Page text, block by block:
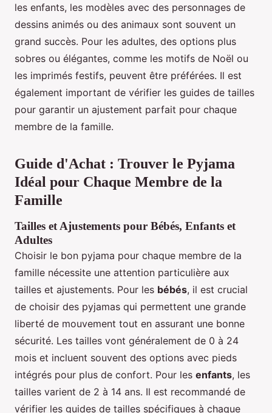
les enfants, les modèles avec des personnages de
dessins animés ou des animaux sont souvent un
grand succès. Pour les adultes, des options plus
sobres ou élégantes, comme les motifs de Noël ou
les imprimés festifs, peuvent être préférées. Il est
également important de vérifier les guides de tailles
pour garantir un ajustement parfait pour chaque
membre de la famille.
Guide d'Achat : Trouver le Pyjama
Idéal pour Chaque Membre de la
Famille
Tailles et Ajustements pour Bébés, Enfants et
Adultes
Choisir le bon pyjama pour chaque membre de la
famille nécessite une attention particulière aux
tailles et ajustements. Pour les bébés, il est crucial
de choisir des pyjamas qui permettent une grande
liberté de mouvement tout en assurant une bonne
sécurité. Les tailles vont généralement de 0 à 24
mois et incluent souvent des options avec pieds
intégrés pour plus de confort. Pour les enfants, les
tailles varient de 2 à 14 ans. Il est recommandé de
vérifier les guides de tailles spécifiques à chaque